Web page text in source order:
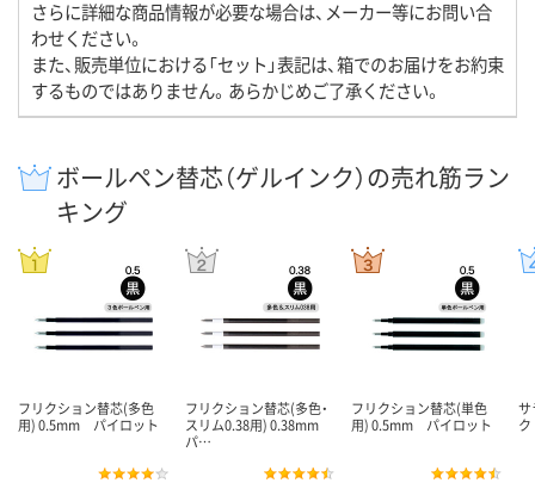
さらに詳細な商品情報が必要な場合は、メーカー等にお問い合
わせください。
また、販売単位における「セット」表記は、箱でのお届けをお約束
するものではありません。あらかじめご了承ください。
ボールペン替芯（ゲルインク）の売れ筋ラン
キング
フリクション替芯(多色
用) 0.5mm パイロット
フリクション替芯(多色・
スリム0.38用) 0.38mm
パ…
フリクション替芯(単色
用) 0.5mm パイロット